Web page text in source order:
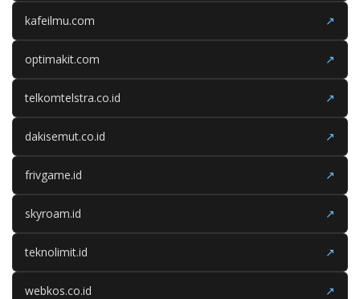
kafeilmu.com ↗
optimakit.com ↗
telkomtelstra.co.id ↗
dakisemut.co.id ↗
frivgame.id ↗
skyroam.id ↗
teknolimit.id ↗
webkos.co.id ↗